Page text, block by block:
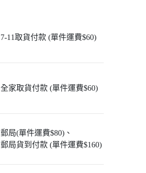
7-11取貨付款 (單件運費$60)
全家取貨付款 (單件運費$60)
郵局(單件運費$80)、
郵局貨到付款 (單件運費$160)